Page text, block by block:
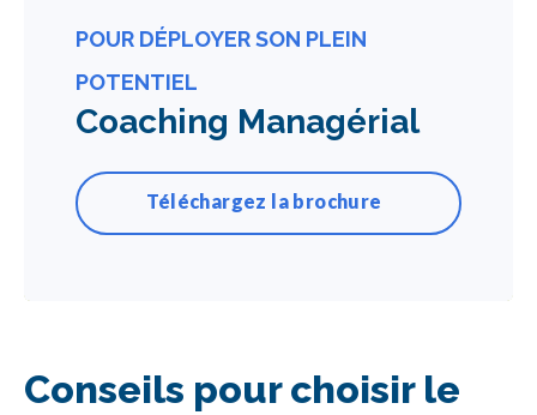
POUR DÉPLOYER SON PLEIN
POTENTIEL
Coaching Managérial
Téléchargez la brochure
Conseils pour choisir le